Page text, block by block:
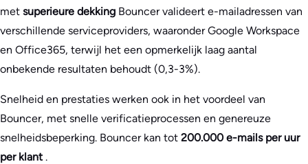
met superieure dekking Bouncer valideert e-mailadressen van
verschillende serviceproviders, waaronder Google Workspace
en Office365, terwijl het een opmerkelijk laag aantal
onbekende resultaten behoudt (0,3-3%).
Snelheid en prestaties werken ook in het voordeel van
Bouncer, met snelle verificatieprocessen en genereuze
snelheidsbeperking. Bouncer kan tot 200.000 e-mails per uur
per klant .